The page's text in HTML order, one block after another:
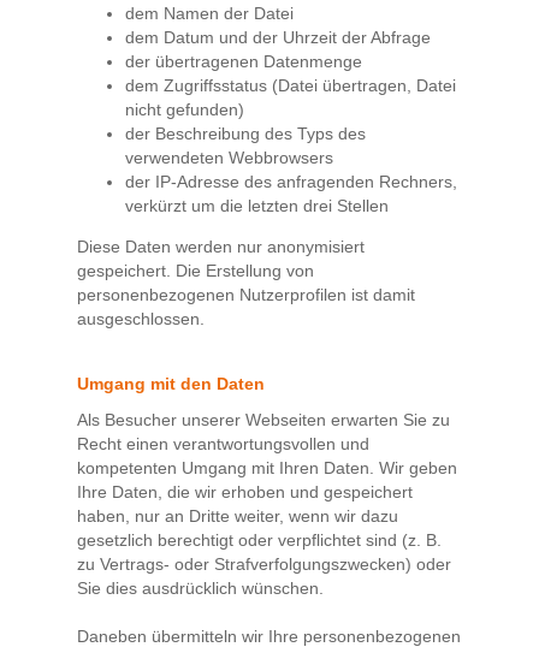
dem Namen der Datei
dem Datum und der Uhrzeit der Abfrage
der übertragenen Datenmenge
dem Zugriffsstatus (Datei übertragen, Datei
nicht gefunden)
der Beschreibung des Typs des
verwendeten Webbrowsers
der IP-Adresse des anfragenden Rechners,
verkürzt um die letzten drei Stellen
Diese Daten werden nur anonymisiert
gespeichert. Die Erstellung von
personenbezogenen Nutzerprofilen ist damit
ausgeschlossen.
Umgang mit den Daten
Als Besucher unserer Webseiten erwarten Sie zu
Recht einen verantwortungsvollen und
kompetenten Umgang mit Ihren Daten. Wir geben
Ihre Daten, die wir erhoben und gespeichert
haben, nur an Dritte weiter, wenn wir dazu
gesetzlich berechtigt oder verpflichtet sind (z. B.
zu Vertrags- oder Strafverfolgungszwecken) oder
Sie dies ausdrücklich wünschen.
Daneben übermitteln wir Ihre personenbezogenen